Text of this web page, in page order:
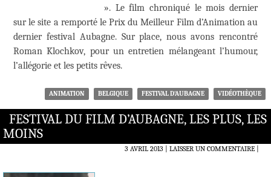
». Le film chroniqué le mois dernier
sur le site a remporté le Prix du Meilleur Film d’Animation au
dernier festival Aubagne. Sur place, nous avons rencontré
Roman Klochkov, pour un entretien mélangeant l’humour,
l’allégorie et les petits rêves.
ANIMATION BELGIQUE FESTIVAL D'AUBAGNE VIDÉOTHÈQUE
FESTIVAL DU FILM D’AUBAGNE, LES PLUS, LES
MOINS
3 AVRIL 2013 LAISSER UN COMMENTAIRE|